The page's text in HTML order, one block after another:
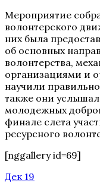
Мероприятие
волонтерского
них была
об основных
волонтерства,
организациями и
научили
также они
молодежных
финале слета
ресурсного
[nggallery id=69]
Дек 19